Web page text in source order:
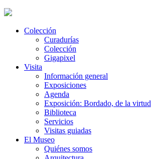
Colección
Curadurías
Colección
Gigapixel
Visita
Información general
Exposiciones
Agenda
Exposición: Bordado, de la virtud
Biblioteca
Servicios
Visitas guiadas
El Museo
Quiénes somos